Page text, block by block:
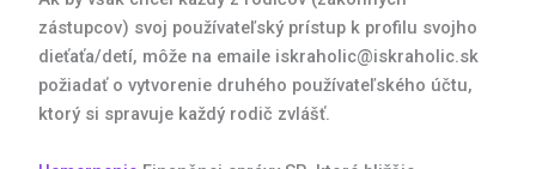
zástupcov) svoj používateľský prístup k profilu svojho
dieťaťa/detí, môže na emaile iskraholic@iskraholic.sk
požiadať o vytvorenie druhého používateľského účtu,
ktorý si spravuje každý rodič zvlášť.